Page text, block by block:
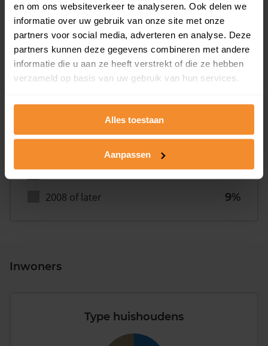
en om ons websiteverkeer te analyseren. Ook delen we
informatie over uw gebruik van onze site met onze
partners voor social media, adverteren en analyse. Deze
partners kunnen deze gegevens combineren met andere
informatie die u aan ze heeft verstrekt of die ze hebben
verzameld op basis van uw gebruik van hun services.
Alles toestaan
Aanpassen
Bouwjaar
2008 of later
9%
Inwoners
Type huishoudens